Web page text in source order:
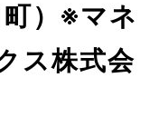
）※マネ
ス株式会